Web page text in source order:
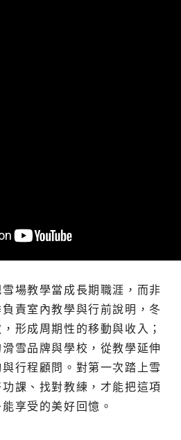
場教學當成長期職涯，而非
責室內教學與行前說明，冬
形成周期性的移動與收入；
雪品牌與學校，從教學延伸
行程顧問。對第一次踏上雪
課、找對教練，才能把這項
享受的美好回憶。